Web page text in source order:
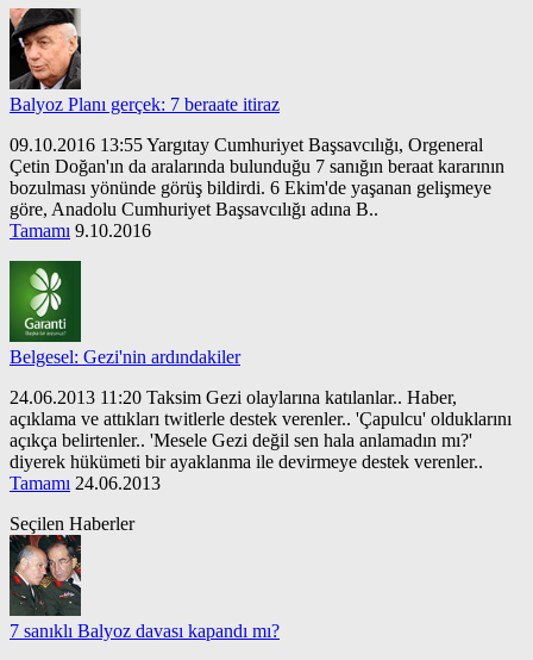
Balyoz Planı gerçek: 7 beraate itiraz
09.10.2016 13:55 Yargıtay Cumhuriyet Başsavcılığı, Orgeneral
Çetin Doğan'ın da aralarında bulunduğu 7 sanığın beraat kararının
bozulması yönünde görüş bildirdi. 6 Ekim'de yaşanan gelişmeye
göre, Anadolu Cumhuriyet Başsavcılığı adına B..
Tamamı 9.10.2016
Belgesel: Gezi'nin ardındakiler
24.06.2013 11:20 Taksim Gezi olaylarına katılanlar.. Haber,
açıklama ve attıkları twitlerle destek verenler.. 'Çapulcu' olduklarını
açıkça belirtenler.. 'Mesele Gezi değil sen hala anlamadın mı?'
diyerek hükümeti bir ayaklanma ile devirmeye destek verenler..
Tamamı 24.06.2013
Seçilen Haberler
7 sanıklı Balyoz davası kapandı mı?